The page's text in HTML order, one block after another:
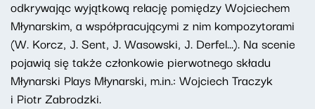
odkrywając wyjątkową relację pomiędzy Wojciechem
Młynarskim, a współpracującymi z nim kompozytorami
(W. Korcz, J. Sent, J. Wasowski, J. Derfel...). Na scenie
pojawią się także członkowie pierwotnego składu
Młynarski Plays Młynarski, m.in.: Wojciech Traczyk
i Piotr Zabrodzki.